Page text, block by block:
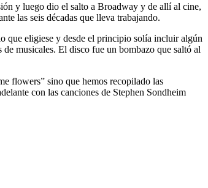
y luego dio el salto a Broadway y de allí al cine,
las seis décadas que lleva trabajando.
que eligiese y desde el principio solía incluir algún
musicales. El disco fue un bombazo que saltó al
flowers” sino que hemos recopilado las
con las canciones de Stephen Sondheim